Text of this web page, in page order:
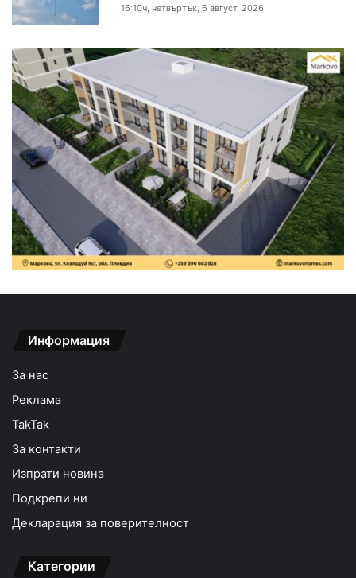
16:10ч, четвъртък, 6 август, 2026
Информация
За нас
Реклама
TakTak
За контакти
Изпрати новина
Подкрепи ни
Декларация за поверителност
Категории